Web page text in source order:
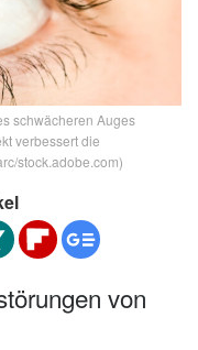
schwächeren Auges
verbessert die
stock.adobe.com)
von